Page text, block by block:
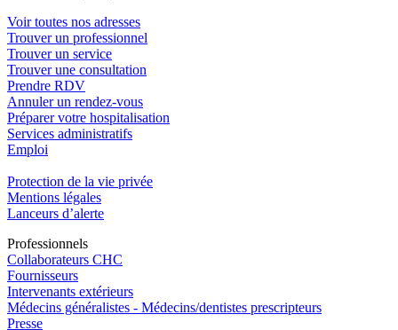
Voir toutes nos adresses
Trouver un professionnel
Trouver un service
Trouver une consultation
Prendre RDV
Annuler un rendez-vous
Préparer votre hospitalisation
Services administratifs
Emploi​
Protection de la vie privée
Mentions légales
Lanceurs d’alerte
Professionnels
Collaborateurs CHC
Fournisseurs
Intervenants extérieurs
Médecins généralistes - Médecins/dentistes prescripteurs
Presse